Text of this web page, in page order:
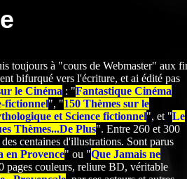
toujours à "cours de Webmaster" aux
bifurqué vers l'écriture, et ai édité pas
le Cinéma : "Fantastique Cinéma
fictionnel", "150 Thèmes sur le
et Science fictionnel", et "Le
Thèmes...De Plus". Entre 260 et 300
centaines d'illustrations. Sont parus
en Provence" ou "Que Jamais ne
pages couleurs, reliure BD, véritable